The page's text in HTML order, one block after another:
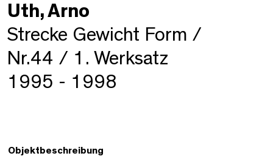
Uth, Arno
Strecke Gewicht Form /
Nr.44 / 1. Werksatz
1995 - 1998
Objektbeschreibung